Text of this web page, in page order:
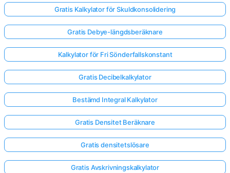
Gratis Kalkylator för Skuldkonsolidering
Gratis Debye-längdsberäknare
Kalkylator för Fri Sönderfallskonstant
Gratis Decibelkalkylator
Bestämd Integral Kalkylator
Gratis Densitet Beräknare
Gratis densitetslösare
Gratis Avskrivningskalkylator